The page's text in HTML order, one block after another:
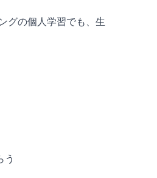
グの個人学習でも、生
う